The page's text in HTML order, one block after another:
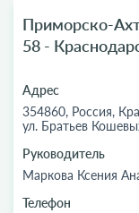
Приморско-
58 -
Адрес
354860, Россия,
ул. Братьев
Руководитель
Маркова Ксения
Телефон